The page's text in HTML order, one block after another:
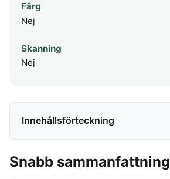
Färg
Nej
Skanning
Nej
Innehållsförteckning
Snabb sammanfattning